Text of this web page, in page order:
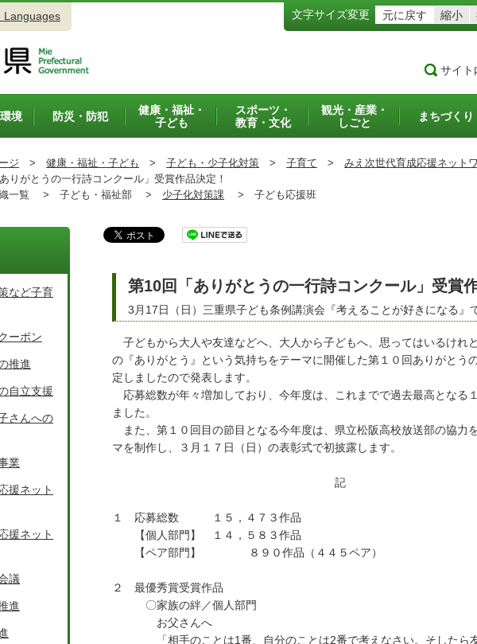
Languages 文字サイズ変更 元に戻す 縮小
サイト
境 防災・防犯
健康・福祉・
子ども
スポーツ・
教育・文化
観光・産業・
しごと
まちづくり
ジ > 健康・福祉・子ども > 子ども・少子化対策 > 子育て > みえ次世代育成応援ネット
りがとうの一行詩コンクール」受賞作品決定！
一覧 > 子ども・福祉部 > 少子化対策課 > 子ども応援班
第10回「ありがとうの一行詩コンクール」受賞
3月17日（日）三重県子ども条例講演会『考えることが好きになる』
子どもから大人や友達などへ、大人から子どもへ、思ってはいるけれ
の『ありがとう』という気持ちをテーマに開催した第１０回ありがとう
定しましたので発表します。
応募総数が年々増加しており、今年度は、これまでで過去最高となる
ました。
また、第１０回目の節目となる今年度は、県立松阪高校放送部の協力
マを制作し、３月１７日（日）の表彰式で初披露します。
記
１ 応募総数 １５，４７３作品
【個人部門】 １４，５８３作品
【ペア部門】 ８９０作品（４４５ペア）
２ 最優秀賞受賞作品
〇家族の絆／個人部門
お父さんへ
「相手のことは1番、自分のことは2番で考えなさい。そしたら友
など子育
ーポン
推進
自立支援
さんへの
業
援ネット
援ネット
議
進